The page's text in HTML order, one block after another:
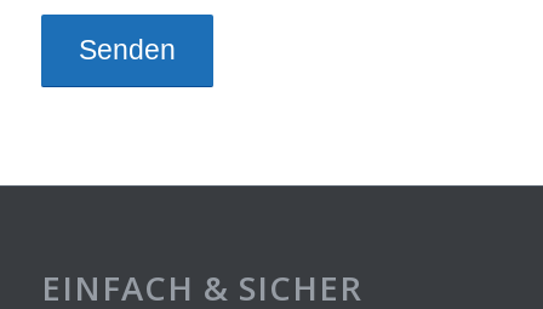
EINFACH & SICHER